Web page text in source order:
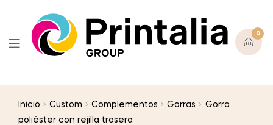
0
Inicio Custom Complementos Gorras
Gorra
poliéster con rejilla trasera